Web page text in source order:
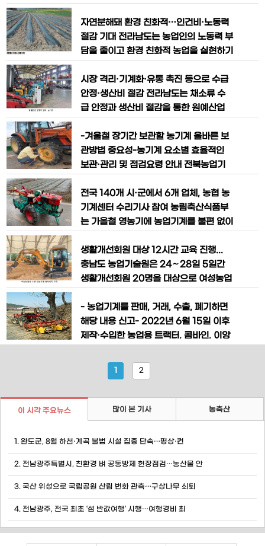
전남도 농업기술원에서 개발한 품종으로,
전남 벼재면적의 62% 전
업 효율성 향상을 도모하기 위한 밭농업
(배추)기계화 현장 연시회를 개최했다고
밝혔다. 연시회에는 전남도, 농촌진흥청,
참석한 가운데 농기계의 시연과 기계화 기
술에 대한 설명이 진행됐다
자연분해돼 환경 친화적…인건비·노동력
절감 기대 전라남도는 농업인의 노동력 부
담을 줄이고 환경 친화적 농업을 실현하기
원사업’을 추진한다고 밝혔다. 올해 19개
시군에서 480ha에 총 사업비 약 8억 원
을 투입한다. 생분해성 멀칭농자재는 기존
과정 없이 토양에서 사라지므로 환경 친화
적 농자재로 주목받고 있다
시장 격리·기계화·유통 촉진 등으로 수급
안정·생산비 절감 전라남도는 채소류 수
급 안정과 생산비 절감을 통한 원예산업
업에 791억 원(자부담 135억 원)을 투입
한다고 밝혔다. 특히 올해는 농가의 경영
안정을 위해 선제적 시장격리 추진, 밭작
생산성 향상, 유통 촉진 등을 중점 추진한
다. 우선 6대
-겨울철 장기간 보관할 농기계 올바른 보
관방법 중요성-농기계 요소별 효율적인
보관·관리 및 점검요령 안내 전북농업기
하지 않는 농기계를 꼼꼼히 점검하고 관리
하여 보관하라고 당부했다. 농촌진흥청 ‘2
022년 농작업 기계화율 조사’에 따르면
기계화율은 63.3%로 꾸준히 증가하고
있다. 최근에는 드론 등을 활용한
전국 140개 시·군에서 6개 업체, 농협 농
기계센터 수리기사 참여 농림축산식품부
는 가을철 영농기에 농업기계를 불편 없이
농기계 순회 수리 봉사’를 140개 시･군, 3
13개 읍‧면‧동에서 8월 21일부터 9월 15
일까지 4주간 실시한다. 농기계 순회 수리
와이엠(TYM), 엘에스(LS)엠트론, 아세
아텍,
생활개선회원 대상 12시간 교육 진행...
충남도 농업기술원은 24∼28일 5일간
생활개선회원 20명을 대상으로 여성농업
했다. 이번 교육은 여성농업인의 건설기계
활용 능력을 높이고 영농 현장에서의 역할
을 강화하고자 마련했다. 3톤 미만의 소형
는 타 건설기계와 달리 전문 교육기관의
교육 이수를 통해 자격 취
- 농업기계를 판매, 거래, 수출, 폐기하면
해당 내용 신고- 2022년 6월 15일 이후
제작·수입한 농업용 트랙터, 콤바인, 이앙
공과 농업기계 이력 관리체계 구축을 위해
도입된 농업기계 신고제도를 구체화한
규칙)이 7월 20일(목) 개정·공포되었다고
밝혔다. 이번 시행규칙 개정으로 제조업
1 2
이 시각 주요뉴스 많이 본 기사 농축산
1. 완도군, 8월 하천·계곡 불법 시설 집중 단속…평상·컨
2. 전남광주특별시, 친환경 벼 공동방제 현장점검…농산물 안
3. 국산 위성으로 국립공원 산림 변화 관측…구상나무 쇠퇴
4. 전남광주, 전국 최초 ‘섬 반값여행’ 시행…여행경비 최